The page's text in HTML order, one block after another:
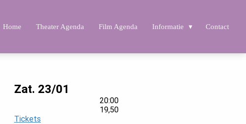
Home Theater Agenda Film Agenda Informatie Contact
Zat. 23/01
20:00
19,50
Tickets